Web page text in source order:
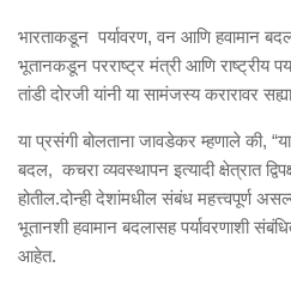
भारताकडून पर्यावरण, वन आणि हवामान
भूतानकडून परराष्ट्र मंत्री आणि राष्ट्रीय
तांडी दोरजी यांनी या सामंजस्य करारावर
या प्रसंगी बोलताना जावडेकर म्हणाले की,
बदल, कचरा व्यवस्थापन इत्यादी क्षेत्रात
होतील.दोन्ही देशांमधील संबंध महत्त्वपूर्ण
भूतानशी हवामान बदलासह पर्यावरणाशी
आहेत.